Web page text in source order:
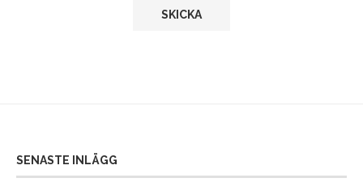
SENASTE INLÄGG